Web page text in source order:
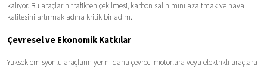
kalıyor. Bu araçların trafikten çekilmesi, karbon salınımını azaltmak ve hava
kalitesini artırmak adına kritik bir adım.
Çevresel ve Ekonomik Katkılar
Yüksek emisyonlu araçların yerini daha çevreci motorlara veya elektrikli araçlara